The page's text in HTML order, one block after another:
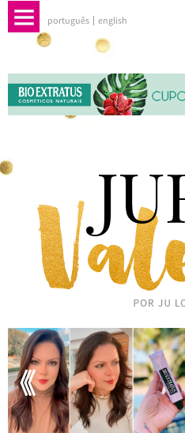
português english